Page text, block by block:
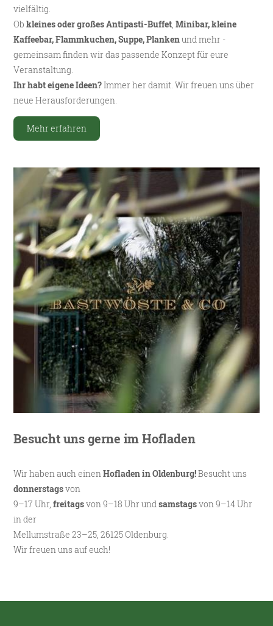
vielfältig.
Obkleines oder großes Antipasti-Buffet,Minibar, kleine
Kaffeebar, Flammkuchen, Suppe, Plankenund mehr -
gemeinsam finden wir das passende Konzept für eure
Veranstaltung.
Ihr habt eigene Ideen?Immer her damit. Wir freuen uns über
neue Herausforderungen.
Mehr erfahren
Besucht uns gerne im Hofladen
Wir haben auch einenHofladen in Oldenburg!Besucht uns
donnerstagsvon
9–17 Uhr,freitagsvon 9–18 Uhr undsamstagsvon 9–14 Uhr
in der
Mellumstraße 23–25, 26125 Oldenburg.
Wir freuen uns auf euch!